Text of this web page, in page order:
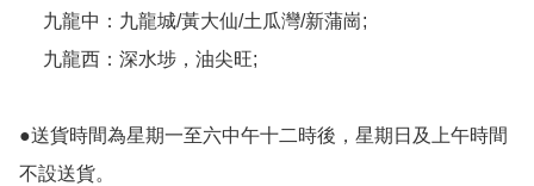
●送貨時間為星期一至六中午十二時後，星期日及上午時間
不設送貨。